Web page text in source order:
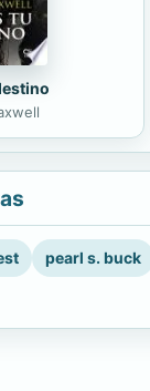
pearl s. buck